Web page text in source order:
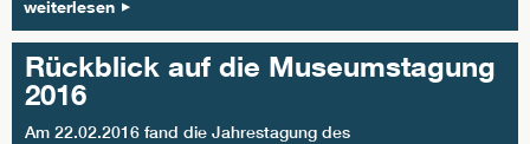
weiterlesen
Rückblick auf die Museumstagung
2016
Am 22.02.2016 fand die Jahrestagung des